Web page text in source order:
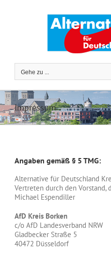
Gehe zu ...
Impressum
Angaben gemäß § 5 TMG:
Alternative für Deutschland
Vertreten durch den Vorstand,
Michael Espendiller
AfD Kreis Borken
c/o AfD Landesverband NRW
Gladbecker Straße 5
40472 Düsseldorf